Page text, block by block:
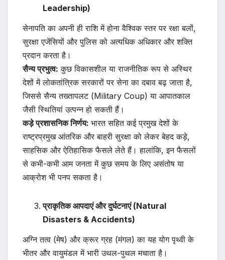
Leadership)
सेनापति का अपनी ही राशि में होना वैश्विक स्तर पर रक्षा बलों,
सुरक्षा एजेंसियों और पुलिस को अत्यधिक अधिकार और शक्ति
प्रदान करता है।
सैन्य प्रभुत्व: कुछ विकासशील या राजनीतिक रूप से अस्थिर
देशों में लोकतांत्रिक सरकारों पर सेना का दबाव बढ़ जाता है,
जिससे सैन्य तख्तापलट (Military Coup) या आपातकाल
जैसी स्थितियां उत्पन्न हो सकती हैं।
कड़े प्रशासनिक निर्णय: भारत सहित कई प्रमुख देशों के
राष्ट्रप्रमुख आंतरिक और बाहरी सुरक्षा को लेकर बेहद कड़े,
साहसिक और ऐतिहासिक फैसले लेते हैं। हालांकि, इन फैसलों
से कभी-कभी आम जनता में कुछ समय के लिए असंतोष या
आक्रोश भी पनप सकता है।
प्राकृतिक आपदाएं और दुर्घटनाएं (Natural
Disasters & Accidents)
अग्नि तत्व (मेष) और क्रूर ग्रह (मंगल) का यह योग पृथ्वी के
भीतर और वायुमंडल में भारी उथल-पुथल मचाता है।